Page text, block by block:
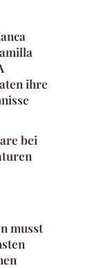
ihre
bei
musst